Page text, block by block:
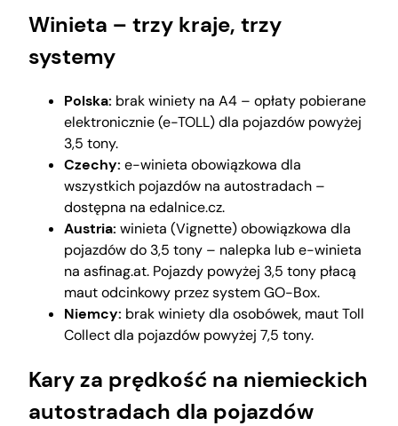
Winieta – trzy kraje, trzy
systemy
Polska: brak winiety na A4 – opłaty pobierane
elektronicznie (e-TOLL) dla pojazdów powyżej
3,5 tony.
Czechy: e-winieta obowiązkowa dla
wszystkich pojazdów na autostradach –
dostępna na edalnice.cz.
Austria: winieta (Vignette) obowiązkowa dla
pojazdów do 3,5 tony – nalepka lub e-winieta
na asfinag.at. Pojazdy powyżej 3,5 tony płacą
maut odcinkowy przez system GO-Box.
Niemcy: brak winiety dla osobówek, maut Toll
Collect dla pojazdów powyżej 7,5 tony.
Kary za prędkość na niemieckich
autostradach dla pojazdów